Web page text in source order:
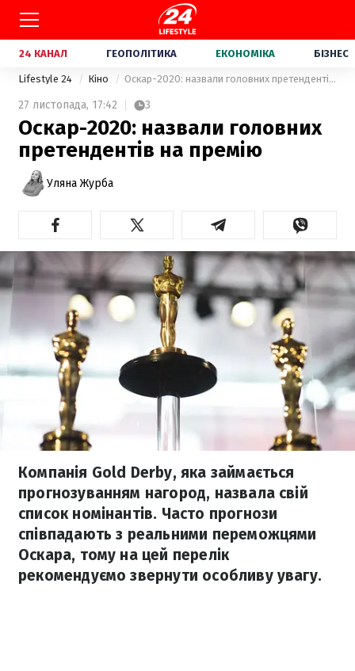
24 КАНАЛ ГЕОПОЛІТИКА ЕКОНОМІКА БІЗНЕС
Lifestyle 24 Кіно Оскар-2020: назвали головних претендентів на премію
27 листопада, 17:42 3
Оскар-2020: назвали головних
претендентів на премію
Уляна Журба
Компанія Gold Derby, яка займається
прогнозуванням нагород, назвала свій
список номінантів. Часто прогнози
співпадають з реальними переможцями
Оскара, тому на цей перелік
рекомендуємо звернути особливу увагу.